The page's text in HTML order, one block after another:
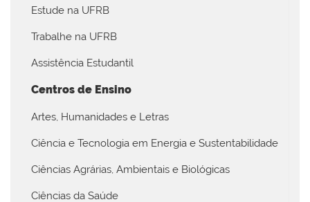
Estude na UFRB
Trabalhe na UFRB
Assistência Estudantil
Centros de Ensino
Artes, Humanidades e Letras
Ciência e Tecnologia em Energia e Sustentabilidade
Ciências Agrárias, Ambientais e Biológicas
Ciências da Saúde